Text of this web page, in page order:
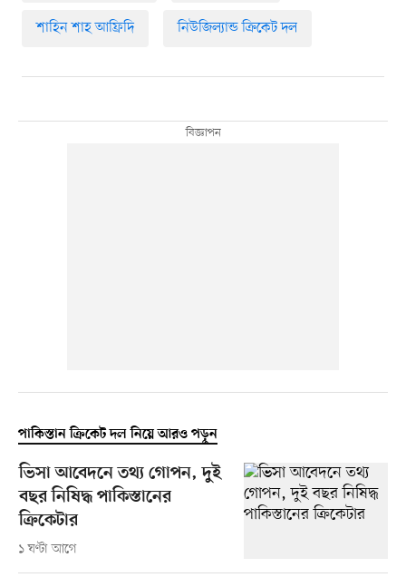
শাহিন শাহ আফ্রিদি নিউজিল্যান্ড ক্রিকেট দল
পাকিস্তান ক্রিকেট দল নিয়ে আরও পড়ুন
ভিসা আবেদনে তথ্য গোপন, দুই
বছর নিষিদ্ধ পাকিস্তানের
ক্রিকেটার
১ ঘণ্টা আগে